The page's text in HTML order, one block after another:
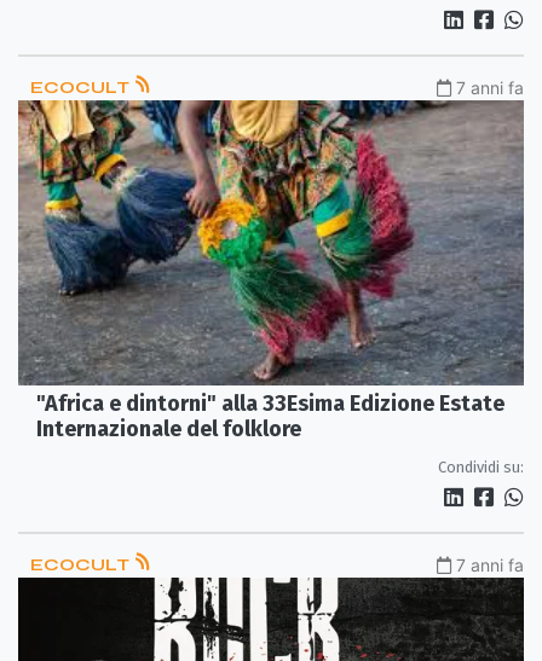
ECOCULT 7 anni fa
"Africa e dintorni" alla 33Esima Edizione Estate
Internazionale del folklore
Condividi su:
ECOCULT 7 anni fa